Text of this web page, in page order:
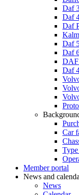
Daf
Daf
Daf
Daf
Daf
DAF
Daf
Car
Member portal
News and
News